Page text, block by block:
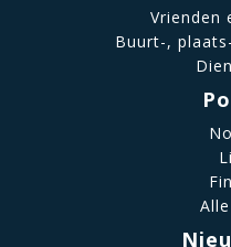
Vrienden
Buurt-,